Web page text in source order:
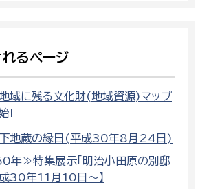
るページ
域に残る文化財(地域資源)マップ
!
地蔵の縁日(平成30年8月24日)
年≫特集展示「明治小田原の別邸
成30年11月10日〜】